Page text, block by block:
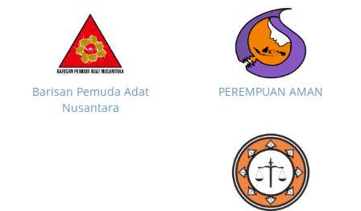
Barisan Pemuda Adat
Nusantara
PEREMPUAN AMAN